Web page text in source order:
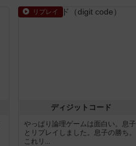
リプレイ
ディジットコード
やっぱり論理ゲームは面白い。息子
とリプレイしました。息子の勝ち。
これリ...